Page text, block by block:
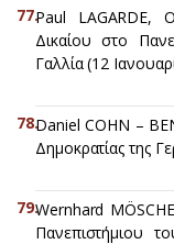
Paul LAGARDE,
Δικαίου στο
Γαλλία (12
Daniel COHN –
Δημοκρατίας της
Wernhard
Πανεπιστήμιου